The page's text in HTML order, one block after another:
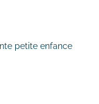
petite enfance